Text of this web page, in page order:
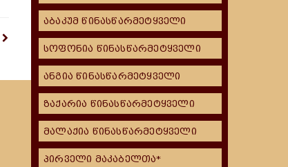
აბაკუმ წინასწარმეტყველი
სოფონია წინასწარმეტყველი
ანგია წინასწარმეტყველი
ზაქარია წინასწარმეტყველი
მალაქია წინასწარმეტყველი
პირველი მაკაბელთა*